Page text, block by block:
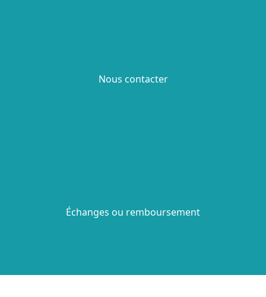
Nous contacter
Échanges ou remboursement